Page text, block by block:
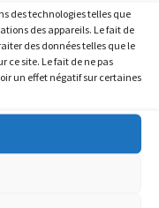
des technologies telles que
des appareils. Le fait de
des données telles que le
ce site. Le fait de ne pas
un effet négatif sur certaines